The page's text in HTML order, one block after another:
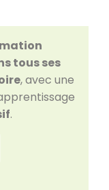
tous ses
, avec une
.